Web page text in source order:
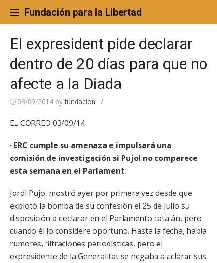
content
Fundación para la Libertad
El expresident pide declarar
dentro de 20 días para que no
afecte a la Diada
03/09/2014 by fundacion /
EL CORREO 03/09/14
· ERC cumple su amenaza e impulsará una
comisión de investigación si Pujol no comparece
esta semana en el Parlament
Jordi Pujol mostró ayer por primera vez desde que
explotó la bomba de su confesión el 25 de julio su
disposición a declarar en el Parlamento catalán, pero
cuando él lo considere oportuno. Hasta la fecha, había
rumores, filtraciones periodísticas, pero el
expresidente de la Generalitat se negaba a aclarar sus